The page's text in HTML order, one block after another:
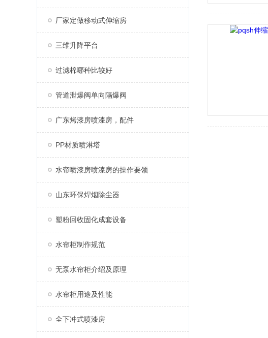
厂家定做移动式伸缩房
三维升降平台
过滤棉哪种比较好
管道泄爆阀单向隔爆阀
广东烤漆房喷漆房，配件
PP材质喷淋塔
水帘喷漆房喷漆房的操作要领
山东环保焊烟除尘器
塑粉回收固化成套设备
水帘柜制作规范
无泵水帘柜介绍及原理
水帘柜用途及性能
全下冲式喷漆房